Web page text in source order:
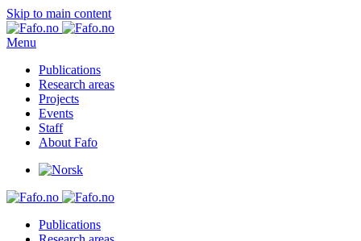
Skip to main content
Menu
Publications
Research areas
Projects
Events
Staff
About Fafo
Publications